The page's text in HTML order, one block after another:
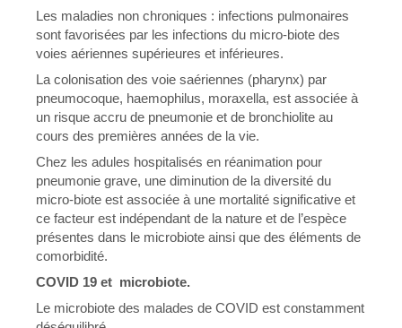
Les maladies non chroniques : infections pulmonaires
sont favorisées par les infections du micro-biote des
voies aériennes supérieures et inférieures.
La colonisation des voie saériennes (pharynx) par
pneumocoque, haemophilus, moraxella, est associée à
un risque accru de pneumonie et de bronchiolite au
cours des premières années de la vie.
Chez les adules hospitalisés en réanimation pour
pneumonie grave, une diminution de la diversité du
micro-biote est associée à une mortalité significative et
ce facteur est indépendant de la nature et de l’espèce
présentes dans le microbiote ainsi que des éléments de
comorbidité.
COVID 19 et microbiote.
Le microbiote des malades de COVID est constamment